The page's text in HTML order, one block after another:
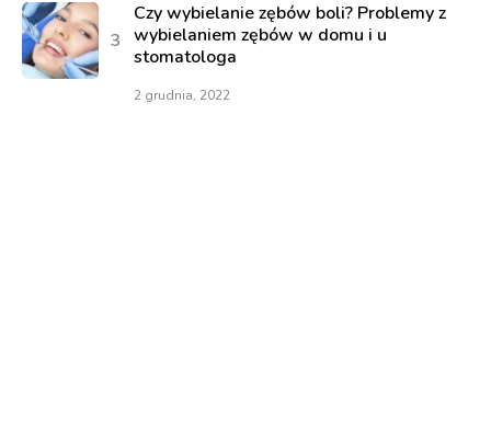
Czy wybielanie zębów boli? Problemy z
wybielaniem zębów w domu i u
stomatologa
2 grudnia, 2022